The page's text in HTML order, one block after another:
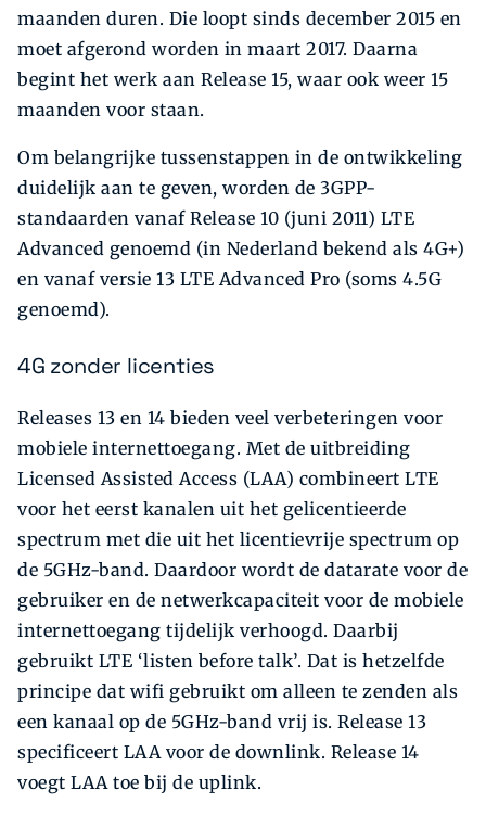
maanden duren. Die loopt sinds december 2015 en
moet afgerond worden in maart 2017. Daarna
begint het werk aan Release 15, waar ook weer 15
maanden voor staan.
Om belangrijke tussenstappen in de ontwikkeling
duidelijk aan te geven, worden de 3GPP-
standaarden vanaf Release 10 (juni 2011) LTE
Advanced genoemd (in Nederland bekend als 4G+)
en vanaf versie 13 LTE Advanced Pro (soms 4.5G
genoemd).
4G zonder licenties
Releases 13 en 14 bieden veel verbeteringen voor
mobiele internettoegang. Met de uitbreiding
Licensed Assisted Access (LAA) combineert LTE
voor het eerst kanalen uit het gelicentieerde
spectrum met die uit het licentievrije spectrum op
de 5GHz-band. Daardoor wordt de datarate voor de
gebruiker en de netwerkcapaciteit voor de mobiele
internettoegang tijdelijk verhoogd. Daarbij
gebruikt LTE ‘listen before talk’. Dat is hetzelfde
principe dat wifi gebruikt om alleen te zenden als
een kanaal op de 5GHz-band vrij is. Release 13
specificeert LAA voor de downlink. Release 14
voegt LAA toe bij de uplink.